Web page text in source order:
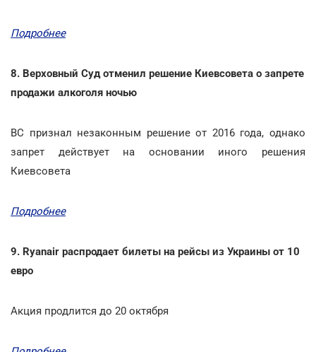
Подробнее
8. Верховный Суд отменил решение Киевсовета о запрете
продажи алкоголя ночью
ВС признал незаконным решение от 2016 года, однако
запрет действует на основании иного решения
Киевсовета
Подробнее
9. Ryanair распродает билеты на рейсы из Украины от 10
евро
Акция продлится до 20 октября